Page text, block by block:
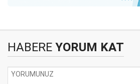
HABERE YORUM KAT